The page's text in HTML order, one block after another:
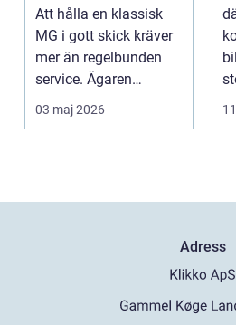
rätt delar
Att hålla en klassisk
MG i gott skick kräver
mer än regelbunden
service. Ägaren
behöver också ha kol...
03 maj 2026
Adress